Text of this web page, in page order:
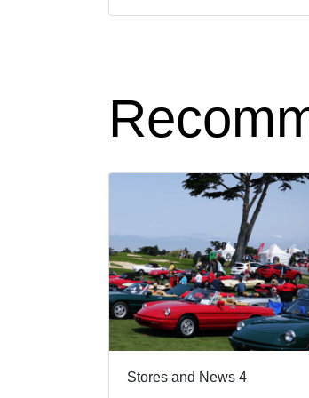
Stores and News 4